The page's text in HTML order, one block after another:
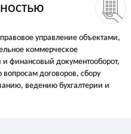
управление объектами,
коммерческое
финансовый документооборот,
договоров, сбору
ведению бухгалтерии и